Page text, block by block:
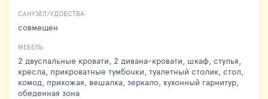
САНУЗЕЛ/УДОБСТВА:
совмещен
МЕБЕЛЬ:
2 двуспальные кровати, 2 дивана-кровати, шкаф, стулья,
кресла, прикроватные тумбочки, туалетный столик, стол,
комод, прихожая, вешалка, зеркало, кухонный гарнитур,
обеденная зона